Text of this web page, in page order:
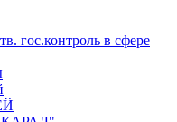
гос.контроль в сфере